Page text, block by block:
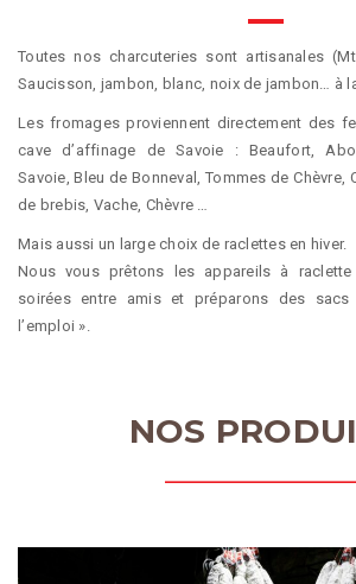
Toutes nos charcuteries sont artisanales
Saucisson, jambon, blanc, noix de jambon… à
Les fromages proviennent directement des
cave d’affinage de Savoie : Beaufort,
Savoie, Bleu de Bonneval, Tommes de Chèvre,
de brebis, Vache, Chèvre …
Mais aussi un large choix de raclettes en hiver.
Nous vous prêtons les appareils à
soirées entre amis et préparons des
l’emploi ».
NOS